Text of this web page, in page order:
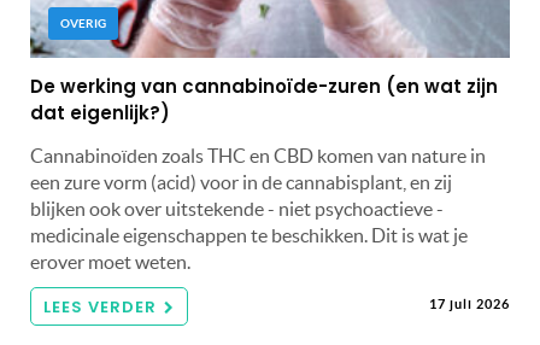
OVERIG
De werking van cannabinoïde-zuren (en wat zijn
dat eigenlijk?)
Cannabinoïden zoals THC en CBD komen van nature in
een zure vorm (acid) voor in de cannabisplant, en zij
blijken ook over uitstekende - niet psychoactieve -
medicinale eigenschappen te beschikken. Dit is wat je
erover moet weten.
LEES VERDER 17 juli 2026